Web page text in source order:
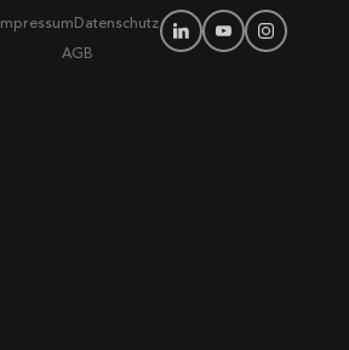
Impressum Datenschutz
AGB